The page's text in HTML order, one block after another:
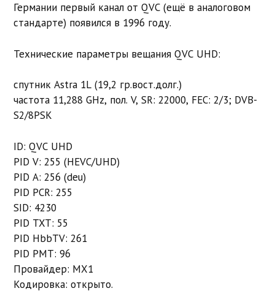
Германии первый канал от QVC (ещё в аналоговом
стандарте) появился в 1996 году.
Технические параметры вещания QVC UHD:
спутник Astra 1L (19,2 гр.вост.долг.)
частота 11,288 GHz, пол. V, SR: 22000, FEC: 2/3; DVB-
S2/8PSK
ID: QVC UHD
PID V: 255 (HEVC/UHD)
PID A: 256 (deu)
PID PCR: 255
SID: 4230
PID TXT: 55
PID HbbTV: 261
PID PMT: 96
Провайдер: MX1
Кодировка: открыто.